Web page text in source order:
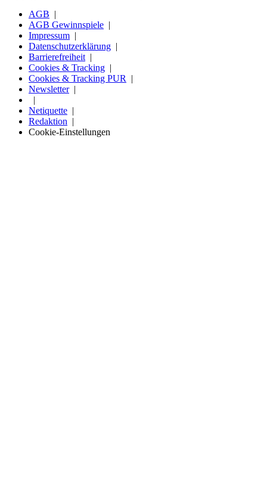
AGB
AGB Gewinnspiele
Impressum
Datenschutzerklärung
Barrierefreiheit
Cookies & Tracking
Cookies & Tracking PUR
Newsletter
Netiquette
Redaktion
Cookie-Einstellungen